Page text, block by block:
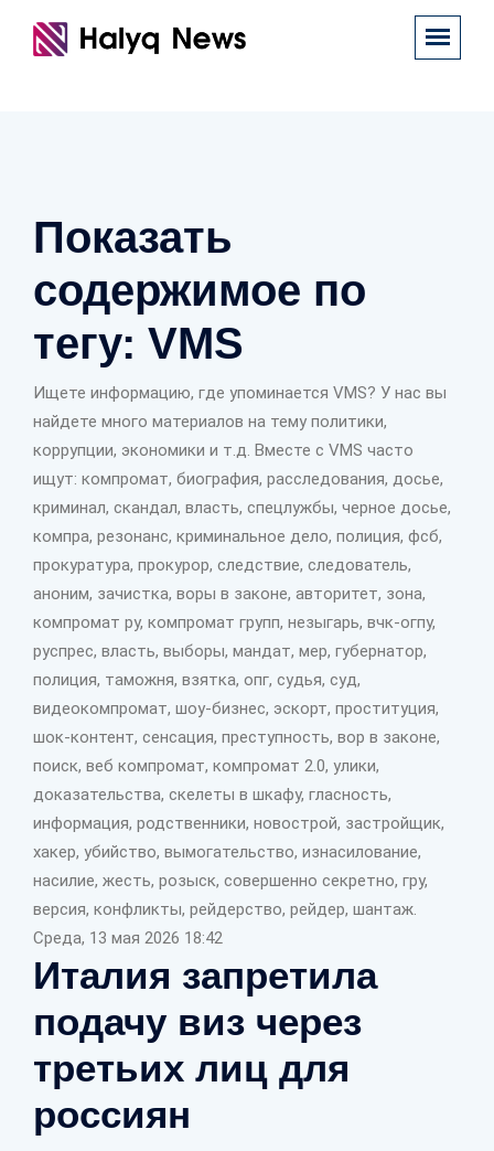
Показать
содержимое по
тегу: VMS
Ищете информацию, где упоминается VMS? У нас вы
найдете много материалов на тему политики,
коррупции, экономики и т.д. Вместе с VMS часто
ищут: компромат, биография, расследования, досье,
криминал, скандал, власть, спецлужбы, черное досье,
компра, резонанс, криминальное дело, полиция, фсб,
прокуратура, прокурор, следствие, следователь,
аноним, зачистка, воры в законе, авторитет, зона,
компромат ру, компромат групп, незыгарь, вчк-огпу,
руспрес, власть, выборы, мандат, мер, губернатор,
полиция, таможня, взятка, опг, судья, суд,
видеокомпромат, шоу-бизнес, эскорт, проституция,
шок-контент, сенсация, преступность, вор в законе,
поиск, веб компромат, компромат 2.0, улики,
доказательства, скелеты в шкафу, гласность,
информация, родственники, новострой, застройщик,
хакер, убийство, вымогательство, изнасилование,
насилие, жесть, розыск, совершенно секретно, гру,
версия, конфликты, рейдерство, рейдер, шантаж.
Среда, 13 мая 2026 18:42
Италия запретила
подачу виз через
третьих лиц для
россиян